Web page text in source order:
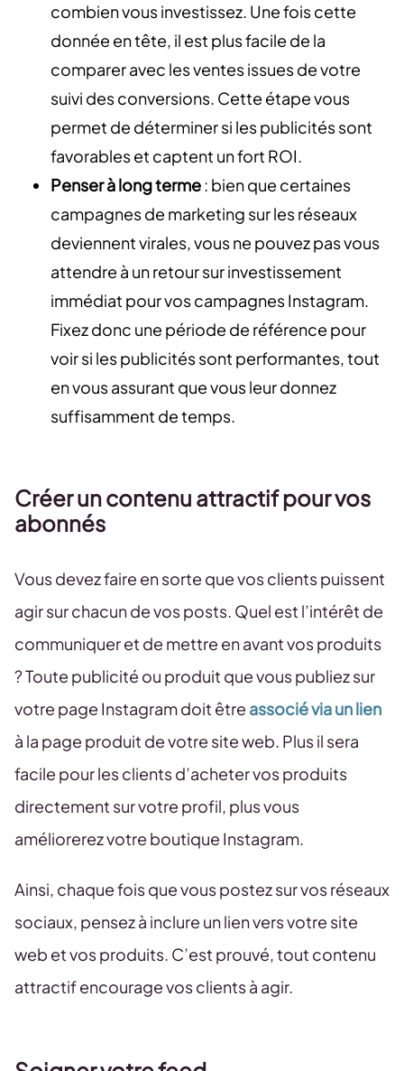
combien vous investissez. Une fois cette
donnée en tête, il est plus facile de la
comparer avec les ventes issues de votre
suivi des conversions. Cette étape vous
permet de déterminer si les publicités sont
favorables et captent un fort ROI.
Penser à long terme: bien que certaines
campagnes de marketing sur les réseaux
deviennent virales, vous ne pouvez pas vous
attendre à un retour sur investissement
immédiat pour vos campagnes Instagram.
Fixez donc une période de référence pour
voir si les publicités sont performantes, tout
en vous assurant que vous leur donnez
suffisamment de temps.
Créer un contenu attractif pour vos
abonnés
Vous devez faire en sorte que vos clients puissent
agir sur chacun de vos posts. Quel est l’intérêt de
communiquer et de mettre en avant vos produits
? Toute publicité ou produit que vous publiez sur
votre page Instagram doit être associé via un lien
à la page produit de votre site web. Plus il sera
facile pour les clients d’acheter vos produits
directement sur votre profil, plus vous
améliorerez votre boutique Instagram.
Ainsi, chaque fois que vous postez sur vos réseaux
sociaux, pensez à inclure un lien vers votre site
web et vos produits. C’est prouvé, tout contenu
attractif encourage vos clients à agir.